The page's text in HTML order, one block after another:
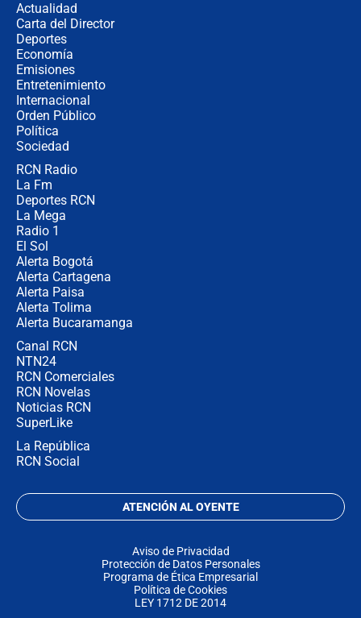
Actualidad
Carta del Director
Deportes
Economía
Emisiones
Entretenimiento
Internacional
Orden Público
Política
Sociedad
RCN Radio
La Fm
Deportes RCN
La Mega
Radio 1
El Sol
Alerta Bogotá
Alerta Cartagena
Alerta Paisa
Alerta Tolima
Alerta Bucaramanga
Canal RCN
NTN24
RCN Comerciales
RCN Novelas
Noticias RCN
SuperLike
La República
RCN Social
ATENCIÓN AL OYENTE
Aviso de Privacidad
Protección de Datos Personales
Programa de Ética Empresarial
Política de Cookies
LEY 1712 DE 2014